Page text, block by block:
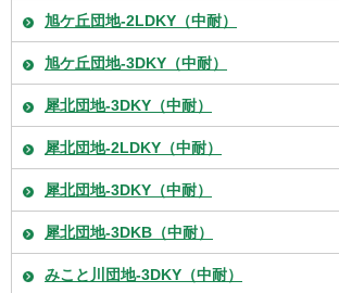
旭ケ丘団地-2LDKY（中耐）
旭ケ丘団地-3DKY（中耐）
犀北団地-3DKY（中耐）
犀北団地-2LDKY（中耐）
犀北団地-3DKY（中耐）
犀北団地-3DKB（中耐）
みこと川団地-3DKY（中耐）